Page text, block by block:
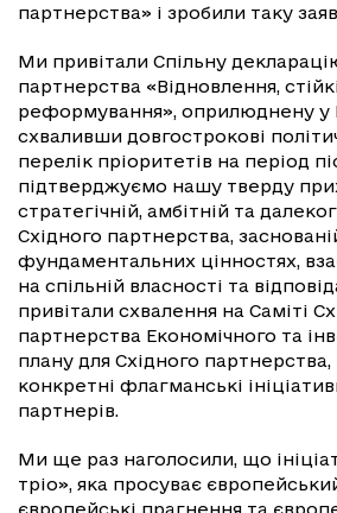
партнерства» і зробили таку
Ми привітали Спільну
партнерства «Відновлення,
реформування», оприлюднену у
схваливши довгострокові
перелік пріоритетів на період
підтверджуємо нашу тверду
стратегічній, амбітній та
Східного партнерства,
фундаментальних цінностях,
на спільній власності та
привітали схвалення на Саміті
партнерства Економічного та
плану для Східного
конкретні флагманські
партнерів.
Ми ще раз наголосили, що
тріо», яка просуває
європейські прагнення та